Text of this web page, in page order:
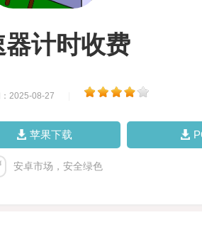
器计时收费
2025-08-27
苹果下载
安卓市场，安全绿色